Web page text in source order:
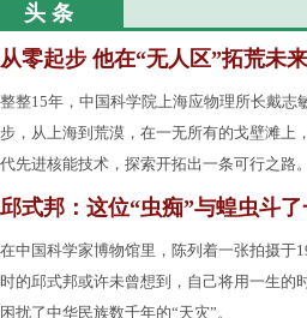
头 条
从零起步 他在“无人区”拓荒未
整整15年，中国科学院上海应物理所长戴志
步，从上海到荒漠，在一无所有的戈壁滩上
代先进核能技术，探索开拓出一条可行之路。
邱式邦：这位“虫痴”与蝗虫斗
在中国科学家博物馆里，陈列着一张拍摄于
时的邱式邦或许未曾想到，自己将用一生的
困扰了中华民族数千年的“天灾”。